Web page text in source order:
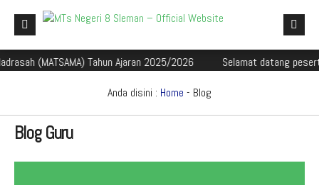
Beranda
Akademik
(MATSAMA) Tahun Ajaran 2025/2026 Selamat datang peserta
Anda disini : Home - Blog
Blog Guru